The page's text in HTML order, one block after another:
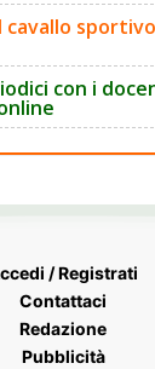
con i
/ Registrati
Contattaci
Redazione
Pubblicità